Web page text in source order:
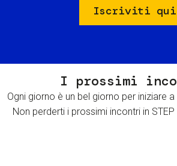
Iscriviti qui
I prossimi
Ogni giorno è un bel giorno per iniziare
Non perderti i prossimi incontri in